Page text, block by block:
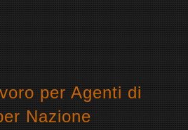
per Agenti di
Nazione